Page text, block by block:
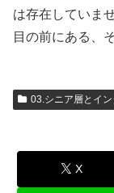
は存在していま
目の前にある、
03.シニア層とイン
X